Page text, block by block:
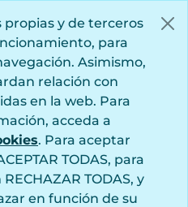
propias y de terceros
para
Asimismo,
relación con
en la web. Para
acceda a
. Para aceptar
TODAS, para
TODAS, y
en función de su